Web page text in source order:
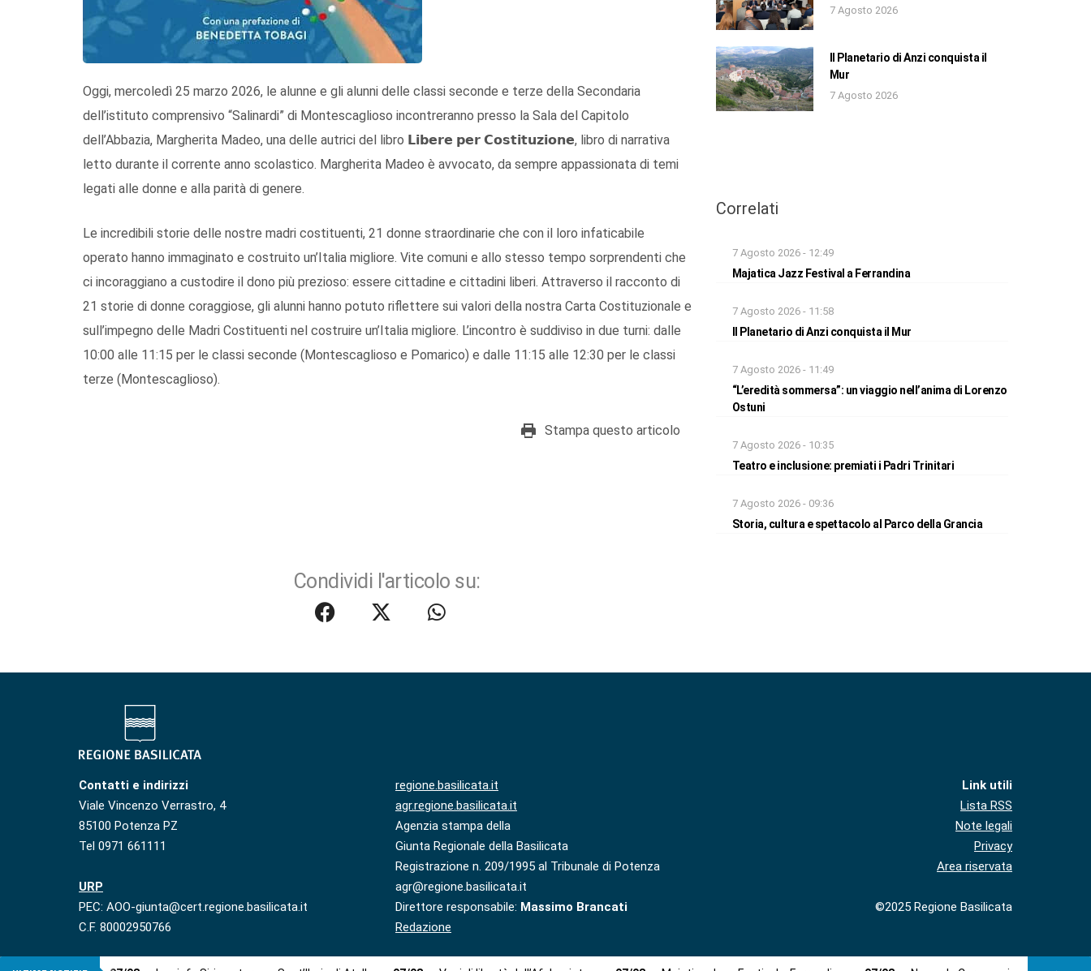
Oggi, mercoledì 25 marzo 2026, le alunne e gli alunni delle classi seconde e terze della Secondaria
dell’istituto comprensivo “Salinardi” di Montescaglioso incontreranno presso la Sala del Capitolo
dell’Abbazia, Margherita Madeo, una delle autrici del libro 𝗟𝗶𝗯𝗲𝗿𝗲 𝗽𝗲𝗿 𝗖𝗼𝘀𝘁𝗶𝘁𝘂𝘇𝗶𝗼𝗻𝗲, libro di narrativa
letto durante il corrente anno scolastico. Margherita Madeo è avvocato, da sempre appassionata di temi
legati alle donne e alla parità di genere.
Le incredibili storie delle nostre madri costituenti, 21 donne straordinarie che con il loro infaticabile
operato hanno immaginato e costruito un’Italia migliore. Vite comuni e allo stesso tempo sorprendenti che
ci incoraggiano a custodire il dono più prezioso: essere cittadine e cittadini liberi. Attraverso il racconto di
21 storie di donne coraggiose, gli alunni hanno potuto riflettere sui valori della nostra Carta Costituzionale e
sull’impegno delle Madri Costituenti nel costruire un’Italia migliore. L’incontro è suddiviso in due turni: dalle
10:00 alle 11:15 per le classi seconde (Montescaglioso e Pomarico) e dalle 11:15 alle 12:30 per le classi
terze (Montescaglioso).
Stampa questo articolo
Condividi l'articolo su:
7 Agosto 2026
Il Planetario di Anzi conquista il
Mur
7 Agosto 2026
Correlati
7 Agosto 2026 - 12:49
Majatica Jazz Festival a Ferrandina
7 Agosto 2026 - 11:58
Il Planetario di Anzi conquista il Mur
7 Agosto 2026 - 11:49
“L’eredità sommersa”: un viaggio nell’anima di Lorenzo
Ostuni
7 Agosto 2026 - 10:35
Teatro e inclusione: premiati i Padri Trinitari
7 Agosto 2026 - 09:36
Storia, cultura e spettacolo al Parco della Grancia
Contatti e indirizzi
Viale Vincenzo Verrastro, 4
85100 Potenza PZ
Tel 0971 661111
URP
PEC: AOO-giunta@cert.regione.basilicata.it
C.F. 80002950766
regione.basilicata.it
agr.regione.basilicata.it
Agenzia stampa della
Giunta Regionale della Basilicata
Registrazione n. 209/1995 al Tribunale di Potenza
agr@regione.basilicata.it
Direttore responsabile: Massimo Brancati
Redazione
Link utili
Lista RSS
Note legali
Privacy
Area riservata
©2025 Regione Basilicata